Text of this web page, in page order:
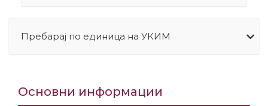
Пребарај по единица на УКИМ
Основни информации